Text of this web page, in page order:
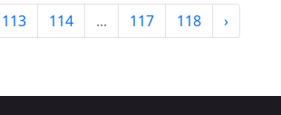
113 114 ... 117 118 ›